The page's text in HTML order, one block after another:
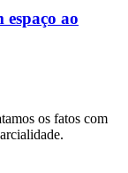
ao
os fatos com